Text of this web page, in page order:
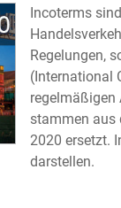
Incoterms
Regelungen,
(International
regelmäßigen
stammen aus
2020 ersetzt.
darstellen.